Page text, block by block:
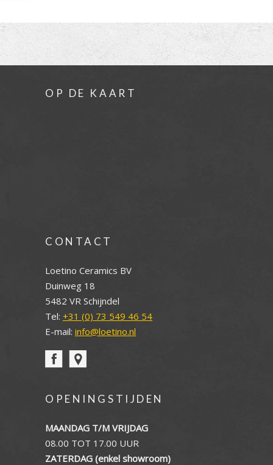
OP DE KAART
CONTACT
Loetino Ceramics BV
Duinweg 18
5482 VR Schijndel
Tel: +31 (0) 73 549 46 54
E-mail: info@loetino.nl
OPENINGSTIJDEN
MAANDAG T/M VRIJDAG
08.00 TOT 17.00 UUR
ZATERDAG (enkel showroom)